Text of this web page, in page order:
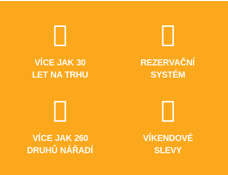
VÍCE JAK 30
LET NA TRHU
REZERVAČNÍ
SYSTÉM
VÍCE JAK 260
DRUHŮ NÁŘADÍ
VÍKENDOVÉ
SLEVY